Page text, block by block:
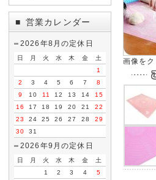
■ 営業カレンダー
2026年8月の定休日
日 月 火 水 木 金
土
1
2
3 4 5 6 7
8
9
10 11 12 13 14
15
16
17 18 19 20 21
22
23
24 25 26 27 28
29
30
31
2026年9月の定休日
日 月 火 水 木 金
土
1
2 3 4
5
画像を